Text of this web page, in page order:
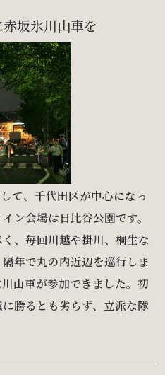
赤坂氷川山車を
て、千代田区が中心になっ
ン会場は日比谷公園です。
、毎回川越や掛川、桐生な
年で丸の内近辺を巡行しま
山車が参加できました。初
勝るとも劣らず、立派な隊